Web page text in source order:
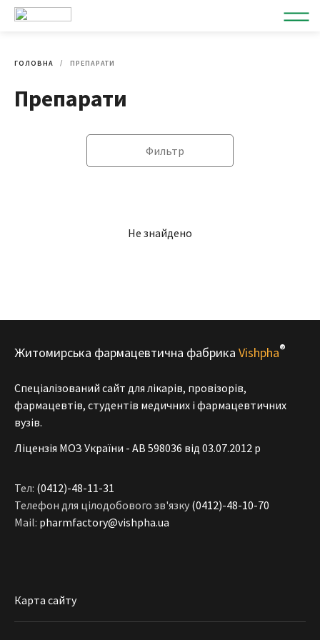
ГОЛОВНА ПРЕПАРАТИ
Препарати
Фильтр
Не знайдено
Житомирська фармацевтична фабрика Vishpha®
Спеціалізований сайт для лікарів, провізорів,
фармацевтів, студентів медичних і фармацевтичних
вузів.
Ліцензія МОЗ України - АВ 598036 від 03.07.2012 р
Тел: (0412)-48-11-31
Телефон для цілодобового зв'язку (0412)-48-10-70
Mail: pharmfactory@vishpha.ua
Карта сайту